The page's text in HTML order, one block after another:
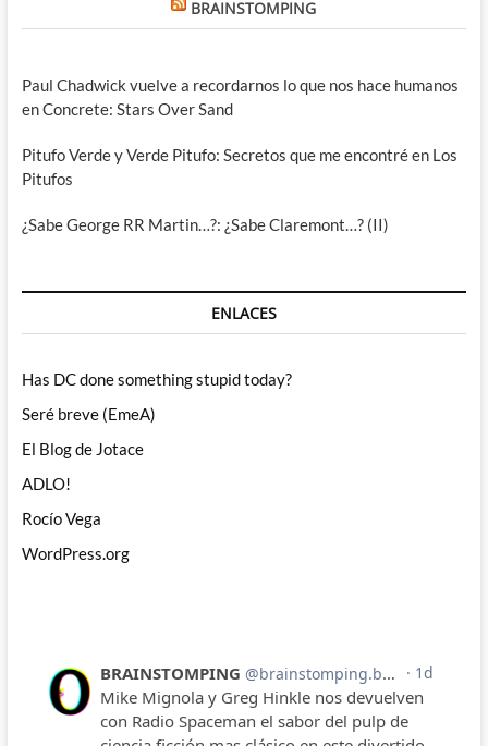
BRAINSTOMPING
Paul Chadwick vuelve a recordarnos lo que nos hace humanos
en Concrete: Stars Over Sand
Pitufo Verde y Verde Pitufo: Secretos que me encontré en Los
Pitufos
¿Sabe George RR Martin…?: ¿Sabe Claremont…? (II)
ENLACES
Has DC done something stupid today?
Seré breve (EmeA)
El Blog de Jotace
ADLO!
Rocío Vega
WordPress.org